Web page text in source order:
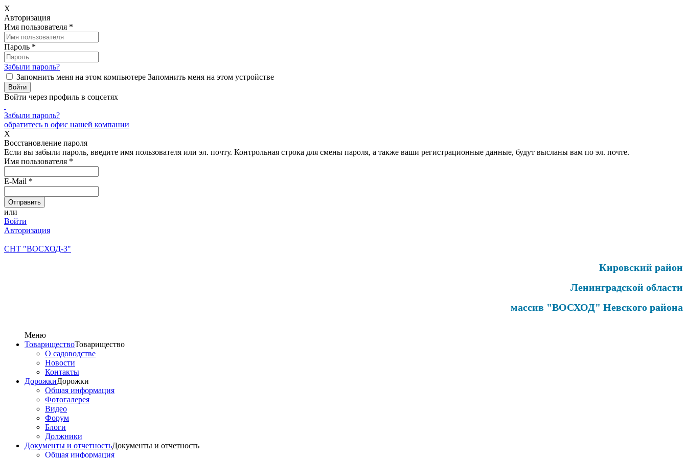
X
Авторизация
Имя пользователя *
Пароль *
Забыли пароль?
Запомнить меня на этом компьютере Запомнить меня на этом устройстве
Войти через профиль в соцсетях
Забыли пароль?
обратитесь в офис нашей компании
X
Восстановление пароля
Если вы забыли пароль, введите имя пользователя или эл. почту. Контрольная строка для смены пароля, а также ваши регистрационные данные, будут высланы вам по эл. почте.
Имя пользователя *
E-Mail *
или
Войти
Авторизация
СНТ "ВОСХОД-3"
Кировский район
Ленинградской области
массив "ВОСХОД" Невского района
Меню
ТовариществоТоварищество
О садоводстве
Новости
Контакты
ДорожкиДорожки
Общая информация
Фотогалерея
Видео
Форум
Блоги
Должники
Документы и отчетностьДокументы и отчетность
Общая информация